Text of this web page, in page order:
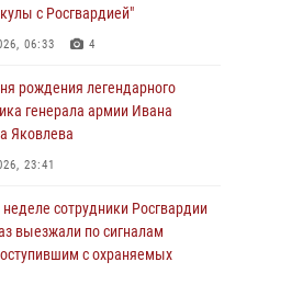
с Росгвардией"
06:33 4
рождения легендарного
генерала армии Ивана
Яковлева
23:41
сотрудники Росгвардии
выезжали по сигналам
с охраняемых